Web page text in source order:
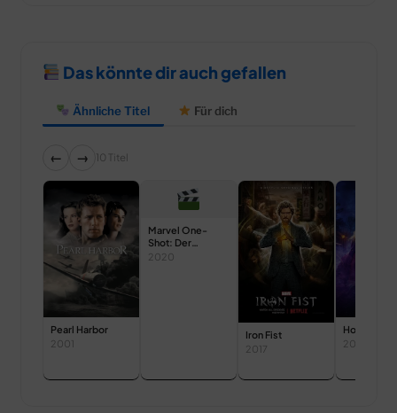
Das könnte dir auch gefallen
Ähnliche Titel Für dich
← → 10 Titel
Pearl Harbor
2001
Marvel One-
Shot: Der
Mandarin
2020
Iron Fist
2017
Hocus
2022